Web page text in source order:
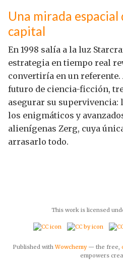
Una mirada espacial
capital
En 1998 salía a la luz
estrategia en tiempo real
convertiría en un referente.
futuro de ciencia-ficción,
asegurar su supervivencia:
los enigmáticos y
alienígenas Zerg, cuya
arrasarlo todo.
This work is licensed
Published withWowchemy— the free,
empowers